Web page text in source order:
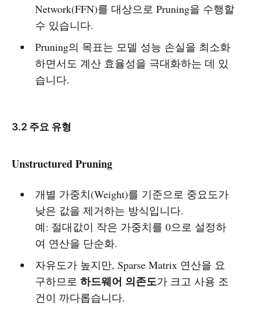
Network(FFN)를 대상으로 Pruning을 수행할
수 있습니다.
Pruning의 목표는 모델 성능 손실을 최소화
하면서도 계산 효율성을 극대화하는 데 있
습니다.
3.2 주요 유형
Unstructured Pruning
개별 가중치(Weight)를 기준으로 중요도가
낮은 값을 제거하는 방식입니다.
예: 절대값이 작은 가중치를 0으로 설정하
여 연산을 단순화.
자유도가 높지만, Sparse Matrix 연산을 요
구하므로 하드웨어 의존도가 크고 사용 조
건이 까다롭습니다.